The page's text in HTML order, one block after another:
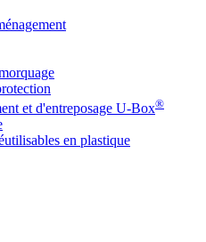
et d'entreposage U-Box®
en plastique